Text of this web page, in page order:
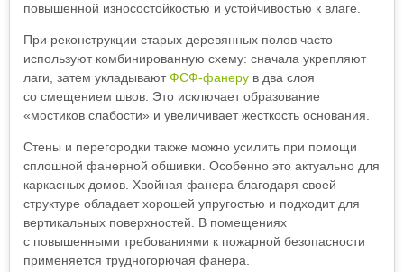
повышенной износостойкостью и устойчивостью к влаге.
При реконструкции старых деревянных полов часто
используют комбинированную схему: сначала укрепляют
лаги, затем укладываютФСФ-фанеру в два слоя
со смещением швов. Это исключает образование
«мостиков слабости» и увеличивает жесткость основания.
Стены и перегородки также можно усилить при помощи
сплошной фанерной обшивки. Особенно это актуально для
каркасных домов. Хвойная фанера благодаря своей
структуре обладает хорошей упругостью и подходит для
вертикальных поверхностей. В помещениях
с повышенными требованиями к пожарной безопасности
применяется трудногорючая фанера.